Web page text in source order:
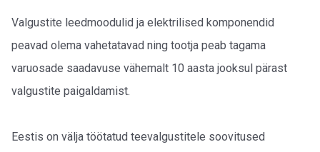
Valgustite leedmoodulid ja elektrilised komponendid
peavad olema vahetatavad ning tootja peab tagama
varuosade saadavuse vähemalt 10 aasta jooksul pärast
valgustite paigaldamist.
Eestis on välja töötatud teevalgustitele soovitused